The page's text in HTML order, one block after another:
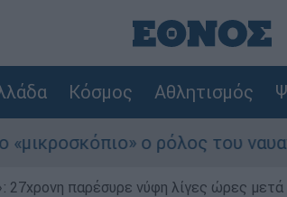
Κόσμος Αθλητισμός
ο ρόλος του
παρέσυρε νύφη λίγες ώρες μετά